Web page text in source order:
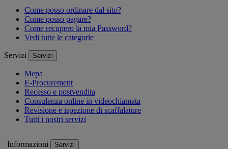
Come posso ordinare dal sito?
Come posso pagare?
Come recupero la mia Password?
Vedi tutte le categorie
Servizi Servizi
Mepa
E-Procurement
Recesso e postvendita
Consulenza online in videochiamata
Revisione e ispezione di scaffalature
Tutti i nostri servizi
Informazioni Servizi